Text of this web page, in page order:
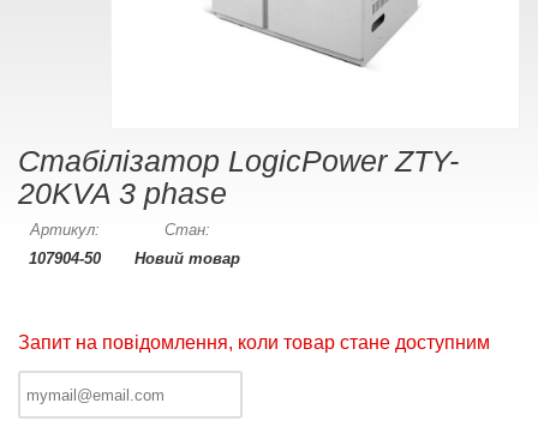
Стабілізатор LogicPower ZTY-
20KVA 3 phase
Артикул:
107904-50
Стан:
Новий товар
Запит на повідомлення, коли товар стане доступним